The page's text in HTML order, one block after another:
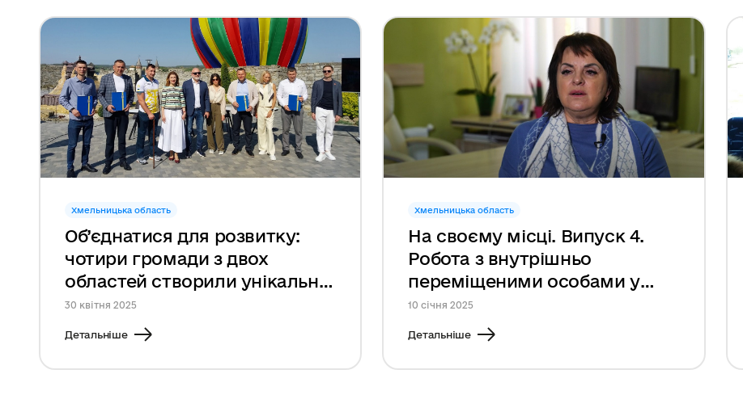
Хмельницька область
Об’єднатися для розвитку:
чотири громади з двох
областей створили унікальне
спільне КП у сфері туризму
30 квітня 2025
Детальніше
Хмельницька область
На своєму місці. Випуск 4.
Робота з внутрішньо
переміщеними особами у
Дунаєвецькій громаді
10 січня 2025
Детальніше